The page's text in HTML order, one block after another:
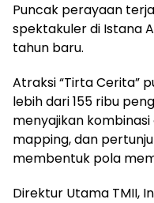
Puncak perayaan
spektakuler di Istana
tahun baru.
Atraksi “Tirta Cerita”
lebih dari 155 ribu
menyajikan
mapping, dan
membentuk pola
Direktur Utama TMII,